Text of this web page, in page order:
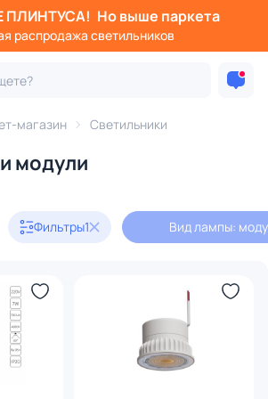
ПЛИНТУСА! Но выше паркета
распродажа светильников
магазин Светильники
модули
Фильтры1 Вид лампы:
Фильтры
светильники